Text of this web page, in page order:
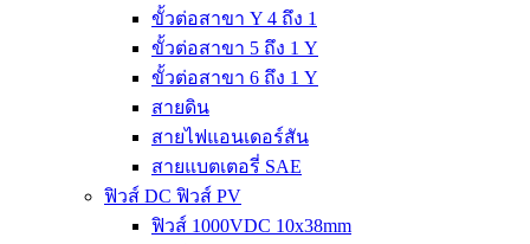
ขั้วต่อสาขา Y 4 ถึง 1
ขั้วต่อสาขา 5 ถึง 1 Y
ขั้วต่อสาขา 6 ถึง 1 Y
สายดิน
สายไฟแอนเดอร์สัน
สายแบตเตอรี่ SAE
ฟิวส์ DC ฟิวส์ PV
ฟิวส์ 1000VDC 10x38mm